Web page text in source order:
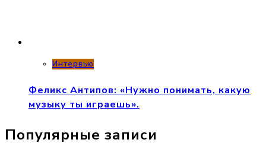
Интервью
Феликс Антипов: «Нужно понимать, какую
музыку ты играешь».
Популярные записи